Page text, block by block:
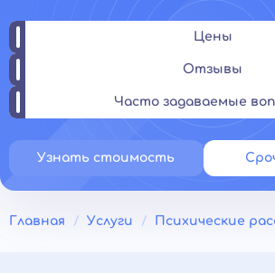
Цены
Отзывы
Часто задаваемые
Узнать стоимость
Главная Услуги Психические